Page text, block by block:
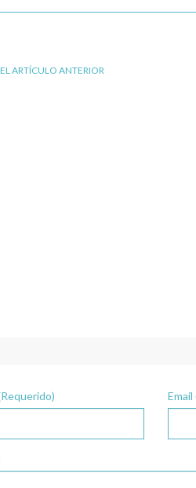
ARTÍCULO ANTERIOR